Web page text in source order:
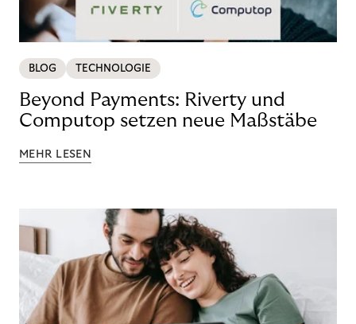
BLOG TECHNOLOGIE
Beyond Payments: Riverty und
Computop setzen neue Maßstäbe
MEHR LESEN